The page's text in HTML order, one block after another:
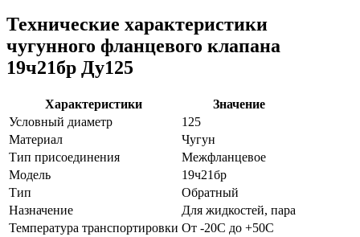
Технические характеристики
чугунного фланцевого клапана
19ч21бр Ду125
Характеристики
Значение
Условный диаметр
125
Материал
Чугун
Тип присоединения
Межфланцевое
Модель
19ч21бр
Тип
Обратный
Назначение
Для жидкостей, пара
Температура транспортировки От -20C до +50C